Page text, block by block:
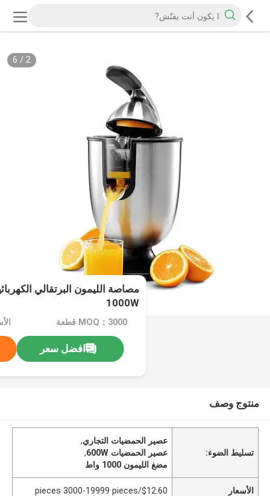
2
/
6
1000W
MOQ：3000 قطعة
افضل سعر
منتوج وصف
تسليط الضوء:
عصير الحمضيات التجاري,
عصير الحمضيات 600W
,
مضغ الليمون 1000 واط
الأسعار $12.60/pieces 3000-19999 pieces